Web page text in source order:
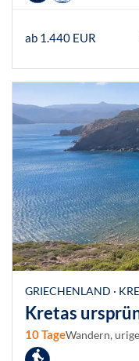
ab 1.440 EUR
GRIECHENLAND ·
Kretas
10 TageWandern,